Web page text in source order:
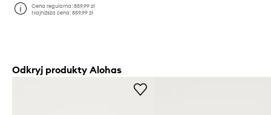
Cena regularna:859,99 zł
Najniższa cena:859,99 zł
Odkryj produkty Alohas